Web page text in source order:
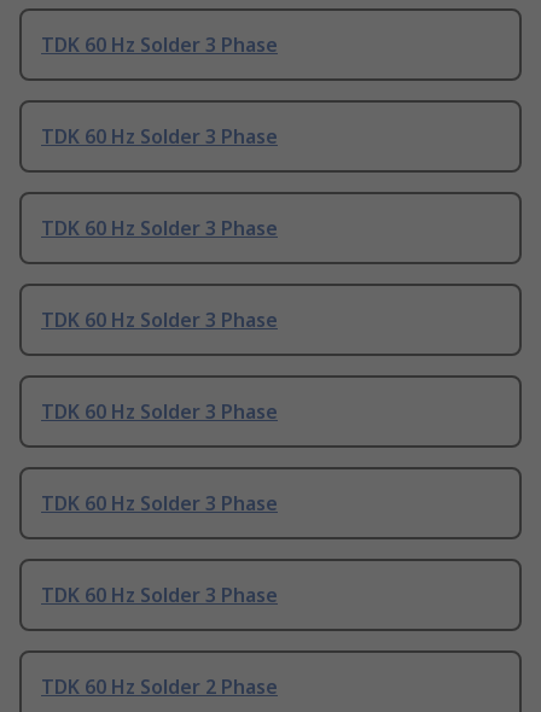
TDK 60 Hz Solder 3 Phase
TDK 60 Hz Solder 3 Phase
TDK 60 Hz Solder 3 Phase
TDK 60 Hz Solder 3 Phase
TDK 60 Hz Solder 3 Phase
TDK 60 Hz Solder 3 Phase
TDK 60 Hz Solder 3 Phase
TDK 60 Hz Solder 2 Phase